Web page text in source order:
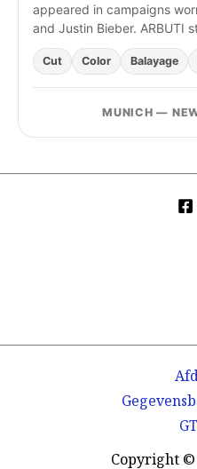
appeared in campaigns
and Justin Bieber. ARBUTI
Cut Color Balayage
MUNICH —
Copyright ©